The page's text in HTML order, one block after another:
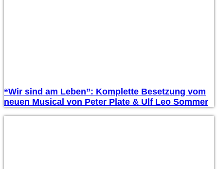
“Wir sind am Leben”: Komplette Besetzung vom
neuen Musical von Peter Plate & Ulf Leo Sommer